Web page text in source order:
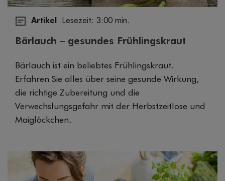
Artikel Lesezeit: 3:00 min.
Bärlauch – gesundes Frühlingskraut
Bärlauch ist ein beliebtes Frühlingskraut.
Erfahren Sie alles über seine gesunde Wirkung,
die richtige Zubereitung und die
Verwechslungsgefahr mit der Herbstzeitlose und
Maiglöckchen.